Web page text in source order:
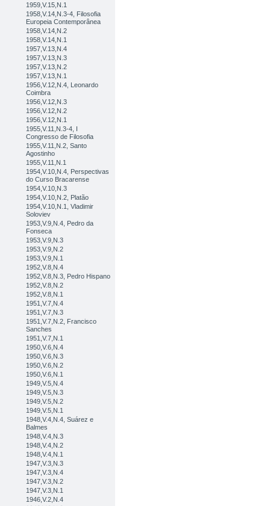
1959,V.15,N.1
1958,V.14,N.3-4, Filosofia
Europeia Contemporânea
1958,V.14,N.2
1958,V.14,N.1
1957,V.13,N.4
1957,V.13,N.3
1957,V.13,N.2
1957,V.13,N.1
1956,V.12,N.4, Leonardo
Coimbra
1956,V.12,N.3
1956,V.12,N.2
1956,V.12,N.1
1955,V.11,N.3-4, I
Congresso de Filosofia
1955,V.11,N.2, Santo
Agostinho
1955,V.11,N.1
1954,V.10,N.4, Perspectivas
do Curso Bracarense
1954,V.10,N.3
1954,V.10,N.2, Platão
1954,V.10,N.1, Vladimir
Soloviev
1953,V.9,N.4, Pedro da
Fonseca
1953,V.9,N.3
1953,V.9,N.2
1953,V.9,N.1
1952,V.8,N.4
1952,V.8,N.3, Pedro Hispano
1952,V.8,N.2
1952,V.8,N.1
1951,V.7,N.4
1951,V.7,N.3
1951,V.7,N.2, Francisco
Sanches
1951,V.7,N.1
1950,V.6,N.4
1950,V.6,N.3
1950,V.6,N.2
1950,V.6,N.1
1949,V.5,N.4
1949,V.5,N.3
1949,V.5,N.2
1949,V.5,N.1
1948,V.4,N.4, Suárez e
Balmes
1948,V.4,N.3
1948,V.4,N.2
1948,V.4,N.1
1947,V.3,N.3
1947,V.3,N.4
1947,V.3,N.2
1947,V.3,N.1
1946,V.2,N.4